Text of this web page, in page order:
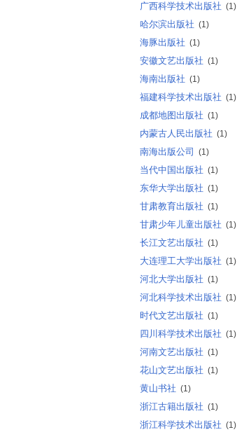
广西科学技术出版社 (1)
哈尔滨出版社 (1)
海豚出版社 (1)
安徽文艺出版社 (1)
海南出版社 (1)
福建科学技术出版社 (1)
成都地图出版社 (1)
内蒙古人民出版社 (1)
南海出版公司 (1)
当代中国出版社 (1)
东华大学出版社 (1)
甘肃教育出版社 (1)
甘肃少年儿童出版社 (1)
长江文艺出版社 (1)
大连理工大学出版社 (1)
河北大学出版社 (1)
河北科学技术出版社 (1)
时代文艺出版社 (1)
四川科学技术出版社 (1)
河南文艺出版社 (1)
花山文艺出版社 (1)
黄山书社 (1)
浙江古籍出版社 (1)
浙江科学技术出版社 (1)